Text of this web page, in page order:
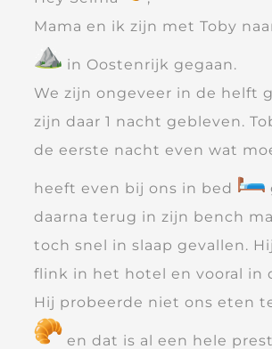
Mama en ik zijn met Toby
in Oostenrijk gegaan.
We zijn ongeveer in de helft
zijn daar 1 nacht gebleven.
de eerste nacht even wat
heeft even bij ons in bed
daarna terug in zijn bench
toch snel in slaap gevallen.
flink in het hotel en vooral in
Hij probeerde niet ons eten
en dat is al een hele